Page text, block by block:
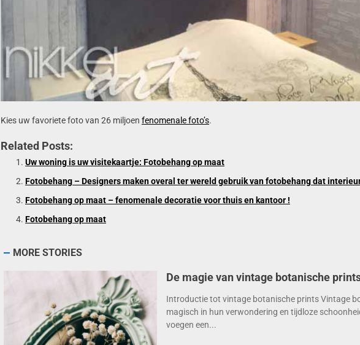
Kies uw favoriete foto van 26 miljoen fenomenale foto’s.
Related Posts:
Uw woning is uw visitekaartje: Fotobehang op maat
Fotobehang – Designers maken overal ter wereld gebruik van fotobehang dat
Fotobehang op maat – fenomenale decoratie voor thuis en kantoor !
Fotobehang op maat
MORE STORIES
De magie van vintage botanische
Introductie tot vintage botanische prints Vintage
magisch in hun verwondering en tijdloze
voegen een...